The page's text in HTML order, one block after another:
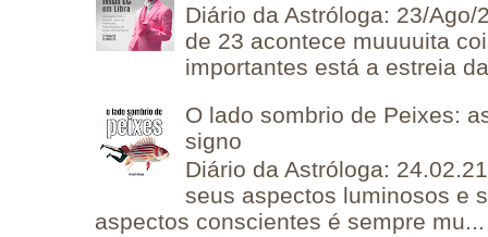
Diário da Astróloga: 23/
de 23 acontece muuuuita
importantes está a estreia
O lado sombrio de Peixes:
signo
Diário da Astróloga:
seus aspectos luminosos e
aspectos conscientes é sempre mu...